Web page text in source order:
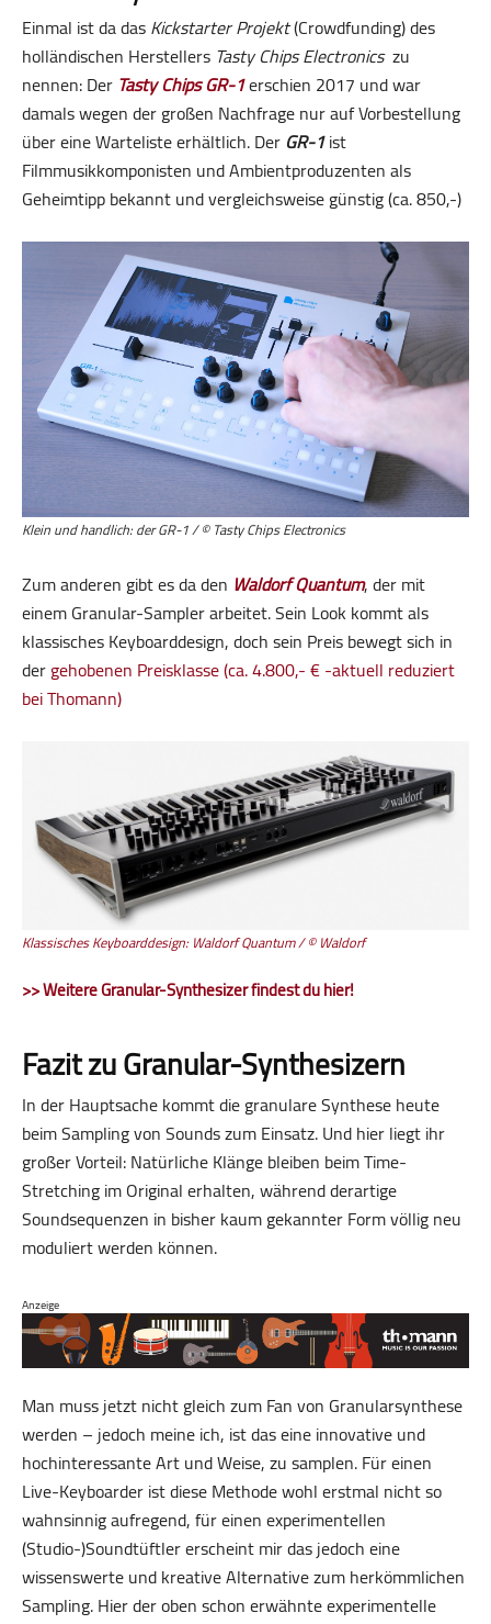
Einmal ist da dasKickstarter Projekt(Crowdfunding) des
holländischen Herstellers Tasty Chips Electronicszu
nennen: Der Tasty Chips GR-1erschien 2017 und war
damals wegen der großen Nachfrage nur auf Vorbestellung
über eine Warteliste erhältlich. Der GR-1ist
Filmmusikkomponisten und Ambientproduzenten als
Geheimtipp bekannt und vergleichsweise günstig (ca. 850,-)
Klein und handlich: der GR-1 / © Tasty Chips Electronics
Zum anderen gibt es da den Waldorf Quantum, der mit
einem Granular-Sampler arbeitet. Sein Look kommt als
klassisches Keyboarddesign, doch sein Preis bewegt sich in
dergehobenen Preisklasse (ca. 4.800,- € -aktuell reduziert
bei Thomann)
Klassisches Keyboarddesign: Waldorf Quantum / © Waldorf
>> Weitere Granular-Synthesizer findest du hier!
Fazit zu Granular-Synthesizern
In der Hauptsache kommt die granulare Synthese heute
beim Sampling von Sounds zum Einsatz. Und hier liegt ihr
großer Vorteil: Natürliche Klänge bleiben beim Time-
Stretching im Original erhalten, während derartige
Soundsequenzen in bisher kaum gekannter Form völlig neu
moduliert werden können.
Anzeige
Man muss jetzt nicht gleich zum Fan von Granularsynthese
werden – jedoch meine ich, ist das eine innovative und
hochinteressante Art und Weise, zu samplen. Für einen
Live-Keyboarder ist diese Methode wohl erstmal nicht so
wahnsinnig aufregend, für einen experimentellen
(Studio-)Soundtüftler erscheint mir das jedoch eine
wissenswerte und kreative Alternative zum herkömmlichen
Sampling. Hier der oben schon erwähnte experimentelle